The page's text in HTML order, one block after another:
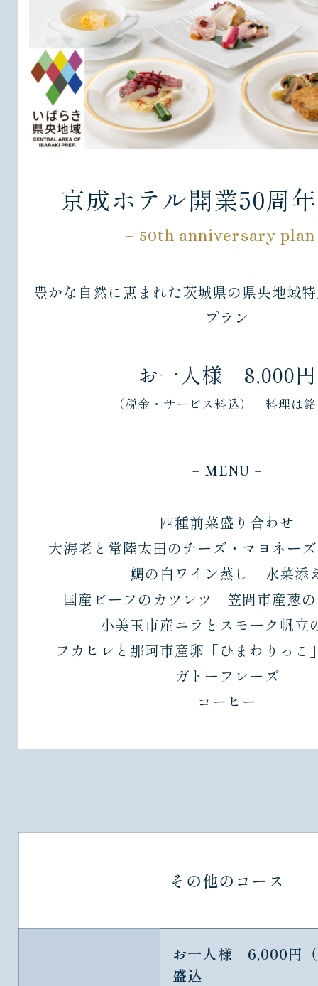
京成ホテル開業50周
– 50th anniversary plan
豊かな自然に恵まれた茨城県の県央地域
プラン
お一人様 8,000円
（税金・サービス料込） 料理は
– MENU –
四種前菜盛り合わせ
大海老と常陸太田のチーズ・マヨネー
鯛の白ワイン蒸し 水菜添
国産ビーフのカツレツ 笠間市産葱
小美玉市産ニラとスモーク帆立
フカヒレと那珂市産卵「ひまわりっ
ガトーフレーズ
コーヒー
その他のコース
お一人様 6,000円
盛込